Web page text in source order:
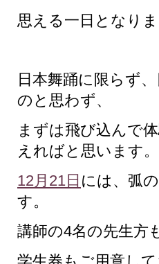
思える一日となりま
日本舞踊に限らず
のと思わず、
まずは飛び込んで
えればと思います。
12月21日 には、弧
す。
講師の4名の先生方